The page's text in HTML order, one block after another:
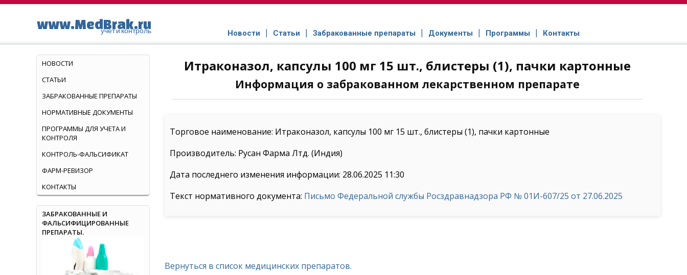
www.MedBrak.ru
учет и контроль Новости Статьи Забракованные препараты Документы Программы Контакты
Итраконазол, капсулы 100 мг 15 шт., блистеры (1), пачки картонные
Информация о забракованном лекарственном препарате
Торговое наименование: Итраконазол, капсулы 100 мг 15 шт., блистеры (1), пачки картонные
Производитель: Русан Фарма Лтд. (Индия)
Дата последнего изменения информации: 28.06.2025 11:30
Текст нормативного документа: Письмо Федеральной службы Росздравнадзора РФ № 01И-607/25 от 27.06.2025
Вернуться в список медицинских препаратов.
НОВОСТИ
СТАТЬИ
ЗАБРАКОВАННЫЕ ПРЕПАРАТЫ
НОРМАТИВНЫЕ ДОКУМЕНТЫ
ПРОГРАММЫ ДЛЯ УЧЕТА И
КОНТРОЛЯ
КОНТРОЛЬ-ФАЛЬСИФИКАТ
ФАРМ-РЕВИЗОР
КОНТАКТЫ
ЗАБРАКОВАННЫЕ И
ФАЛЬСИФИЦИРОВАННЫЕ
ПРЕПАРАТЫ.